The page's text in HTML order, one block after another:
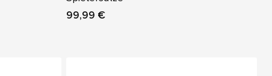
99,99 €